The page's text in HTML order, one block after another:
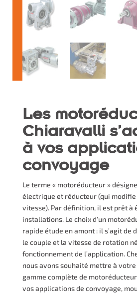
Les
Chiaravalli
à vos
convoyage
Le terme « motoréducteur »
électrique et réducteur (qui
vitesse). Par définition, il est prêt à
installations. Le choix d’un
rapide étude en amont : il s’agit de
le couple et la vitesse de rotation
fonctionnement de l’application.
nous avons souhaité mettre à
gamme complète de
vos applications de convoyage,